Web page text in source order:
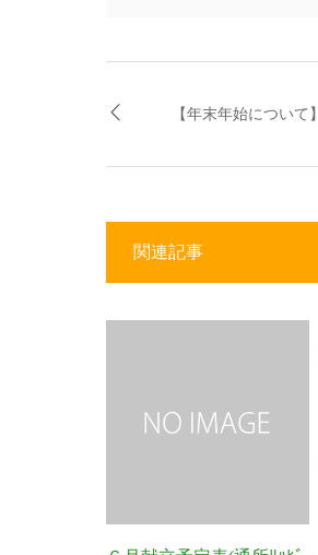
【年末年始について】
関連記事